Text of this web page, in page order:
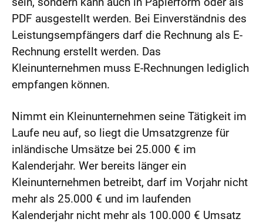
PDF ausgestellt werden. Bei Einverständnis des
Leistungsempfängers darf die Rechnung als E-
Rechnung erstellt werden. Das
Kleinunternehmen muss E-Rechnungen lediglich
empfangen können.
Nimmt ein Kleinunternehmen seine Tätigkeit im
Laufe neu auf, so liegt die Umsatzgrenze für
inländische Umsätze bei 25.000 € im
Kalenderjahr. Wer bereits länger ein
Kleinunternehmen betreibt, darf im Vorjahr nicht
mehr als 25.000 € und im laufenden
Kalenderjahr nicht mehr als 100.000 € Umsatz